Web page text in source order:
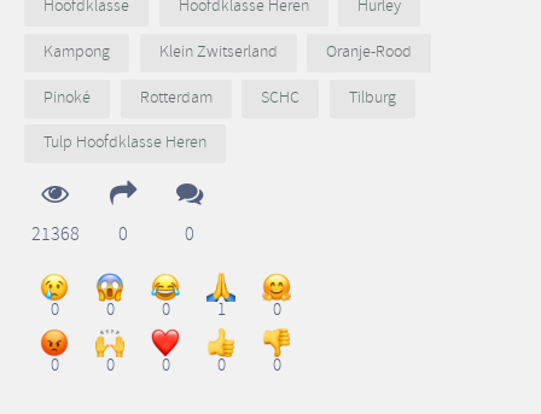
Hoofdklasse
Hoofdklasse Heren
Hurley
Kampong
Klein Zwitserland
Oranje-Rood
Pinoké
Rotterdam SCHC
Tilburg
Tulp Hoofdklasse Heren
21368 0 0
0 0 0 1 0
0 0 0 0 0